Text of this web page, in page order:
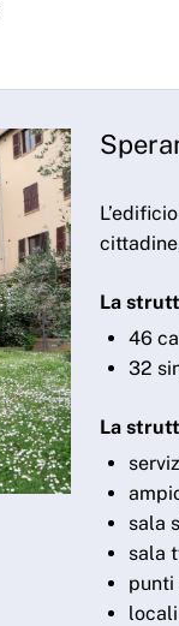
La
46
32
La
sala
sala
punti